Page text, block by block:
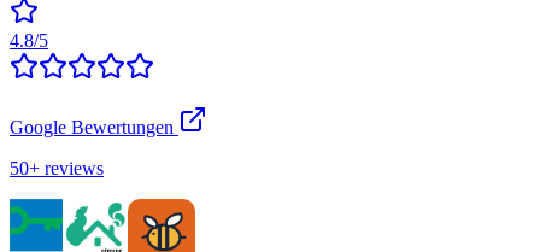
4.8/5
Google Bewertungen
50+ reviews